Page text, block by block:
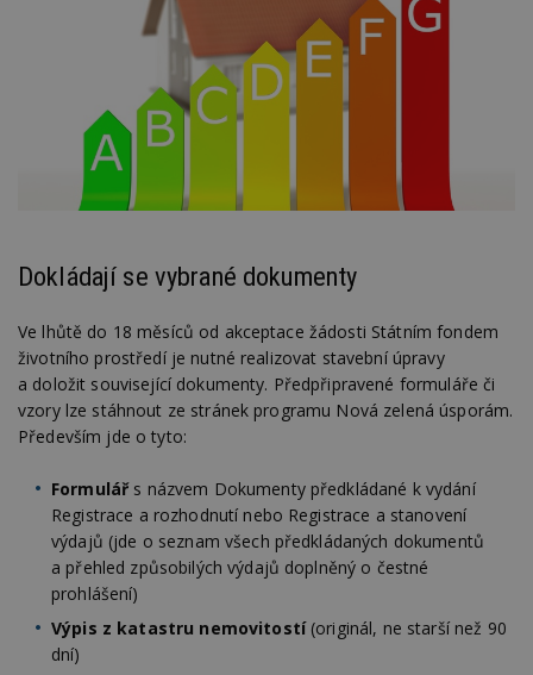
Dokládají se vybrané dokumenty
Ve lhůtě do 18 měsíců od akceptace žádosti Státním fondem
životního prostředí je nutné realizovat stavební úpravy
a doložit související dokumenty. Předpřipravené formuláře či
vzory lze stáhnout ze stránek programu Nová zelená úsporám.
Především jde o tyto:
Formulář s názvem Dokumenty předkládané k vydání
Registrace a rozhodnutí nebo Registrace a stanovení
výdajů (jde o seznam všech předkládaných dokumentů
a přehled způsobilých výdajů doplněný o čestné
prohlášení)
Výpis z katastru nemovitostí(originál, ne starší než 90
dní)